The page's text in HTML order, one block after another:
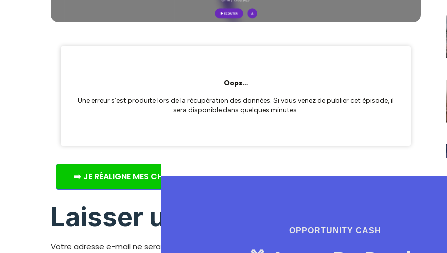
➡️ JE RÉALIGNE MES CHAKRAS ET ATTIRE L'ABONDANCE MAINTENANT ✨💰
Laisser un commentaire
Votre adresse e-mail ne sera pas publiée. Les champs obligatoires sont indiqués avec
OPPORTUNITY CASH